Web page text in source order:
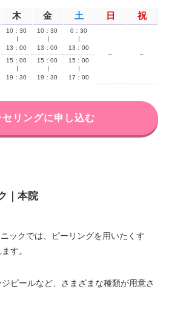
木 金 土 日 祝
10：30
13：00
10：30
13：00
0：30
13：00
–
–
15：00
19：30
15：00
19：30
15：00
17：00
セリングに申し込む
｜本院
ックでは、ピーリングを用いたくす
す。
ピールなど、さまざまな種類が用意さ